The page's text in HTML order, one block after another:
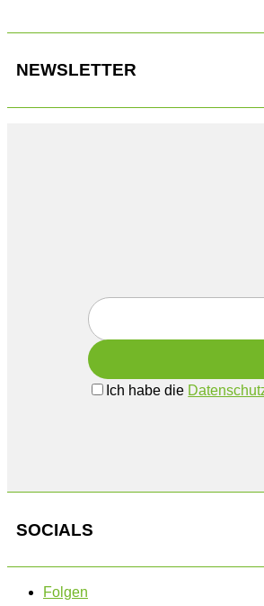
NEWSLETTER
Ich habe die
SOCIALS
Folgen